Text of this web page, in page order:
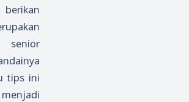
senior
tips ini